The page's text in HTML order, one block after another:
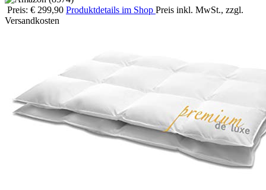
Preis: € 299,90 Produktdetails im Shop Preis inkl. MwSt., zzgl.
Versandkosten